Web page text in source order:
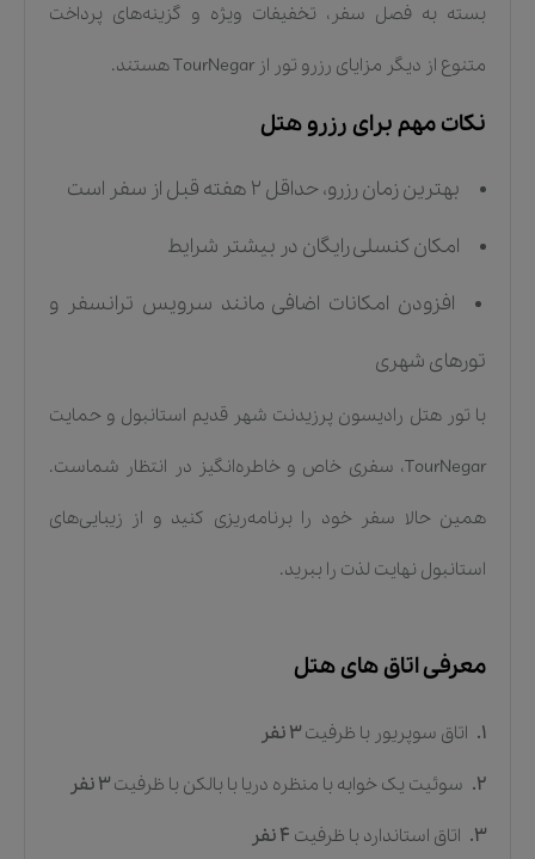
بسته به فصل سفر، تخفیفات ویژه و گزینه‌های پرداخت
متنوع از دیگر مزایای رزرو تور از TourNegar هستند.
نکات مهم برای رزرو هتل
بهترین زمان رزرو، حداقل ۲ هفته قبل از سفر است
امکان کنسلی رایگان در بیشتر شرایط
افزودن امکانات اضافی مانند سرویس ترانسفر و
تورهای شهری
با تور هتل رادیسون پرزیدنت شهر قدیم استانبول و حمایت
TourNegar، سفری خاص و خاطره‌انگیز در انتظار شماست.
همین حالا سفر خود را برنامه‌ریزی کنید و از زیبایی‌های
استانبول نهایت لذت را ببرید.
معرفی اتاق های هتل
1. اتاق سوپریور با ظرفیت 3 نفر
2. سوئیت یک خوابه با منظره دریا با بالکن با ظرفیت 3 نفر
3. اتاق استاندارد با ظرفیت 4 نفر